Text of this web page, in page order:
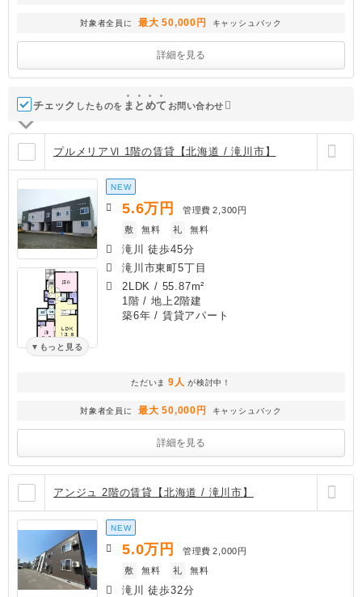
対象者全員に 最大 50,000円 キャッシュバック
詳細を見る
チェック したものを ま と めて お問い合わせ
プルメリアⅥ 1階の賃貸【北海道 / 滝川市】
もっと見る
NEW
5.6万円 管理費 2,300円
敷
無料 礼 無料
滝川 徒歩45分
滝川市東町5丁目
2LDK / 55.87m²
1階 / 地上2階建
築6年 / 賃貸アパート
ただいま 9人 が検討中！
対象者全員に 最大 50,000円 キャッシュバック
詳細を見る
アンジュ 2階の賃貸【北海道 / 滝川市】
NEW
5.0万円 管理費 2,000円
敷
無料 礼 無料
滝川 徒歩32分